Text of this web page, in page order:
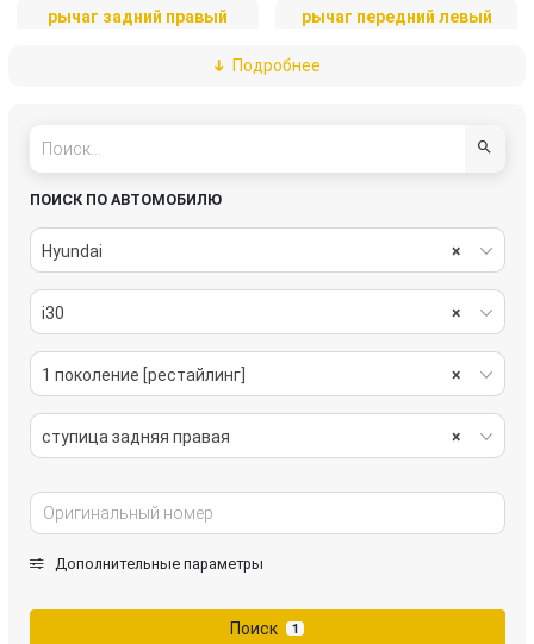
рычаг задний правый рычаг передний левый
рычаг передний правыйПодробнее
ПОИСК ПО АВТОМОБИЛЮ
×
Hyundai
×
i30
×
1 поколение [рестайлинг]
×
ступица задняя правая
Дополнительные параметры
Поиск 1